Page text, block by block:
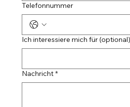
Telefonnummer
Ich interessiere mich für
Nachricht *